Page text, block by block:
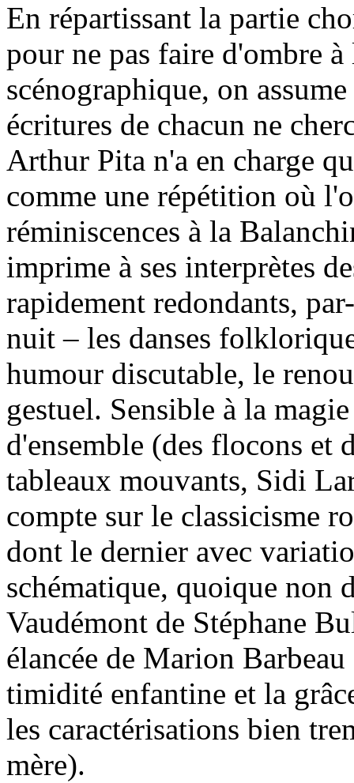
En répartissant la partie
pour ne pas faire d'ombre
scénographique, on
écritures de chacun ne
Arthur Pita n'a en charge
comme une répétition où
réminiscences à la
imprime à ses interprètes
rapidement redondants,
nuit – les danses
humour discutable, le
gestuel. Sensible à la
d'ensemble (des flocons et
tableaux mouvants, Sidi
compte sur le classicisme
dont le dernier avec
schématique, quoique non
Vaudémont de Stéphane
élancée de Marion
timidité enfantine et la
les caractérisations bien
mère).